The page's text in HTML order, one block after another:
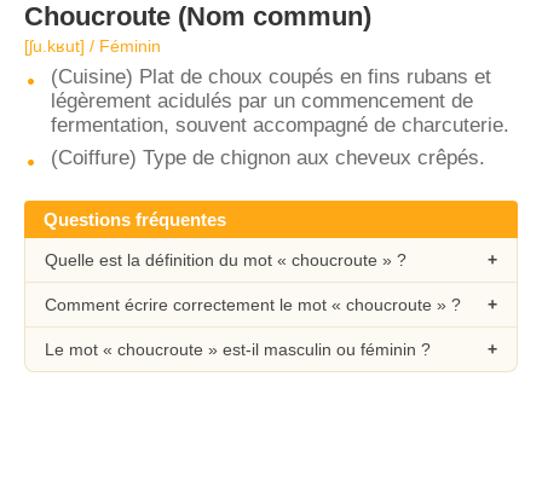
Choucroute (Nom commun)
[ʃu.kʁut] / Féminin
(Cuisine) Plat de choux coupés en fins rubans et
légèrement acidulés par un commencement de
fermentation, souvent accompagné de charcuterie.
(Coiffure) Type de chignon aux cheveux crêpés.
Questions fréquentes
Quelle est la définition du mot « choucroute » ?
Comment écrire correctement le mot « choucroute » ?
Le mot « choucroute » est-il masculin ou féminin ?